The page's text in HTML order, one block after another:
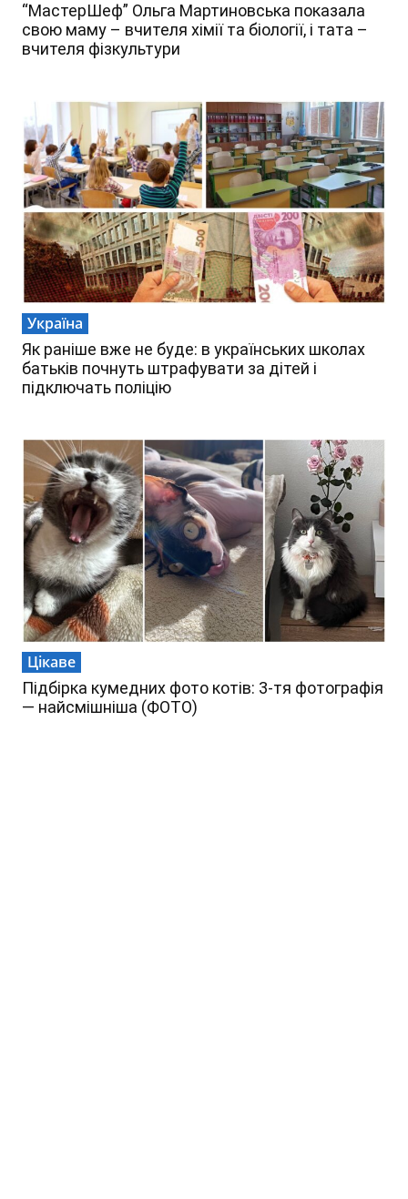
“МастерШеф” Ольга Мартиновська показала
свою маму – вчителя хімії та біології, і тата –
вчителя фізкультури
Україна
Як раніше вже не буде: в українських школах
батьків почнуть штрафувати за дітей і
підключать поліцію
Цікаве
Підбірка кумедних фото котів: 3-тя фотографія
— найсмішніша (ФОТО)